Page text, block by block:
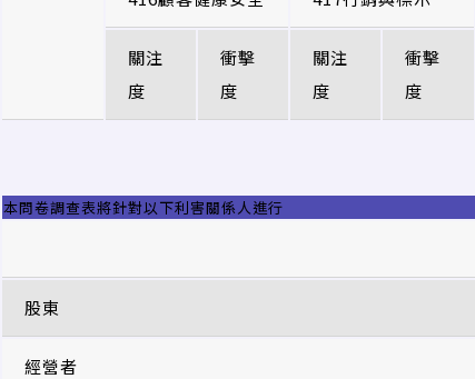
關注
度
衝擊
度
關注
度
衝擊
度
本問卷調查表將針對以下利害關係人進行
股東
經營者